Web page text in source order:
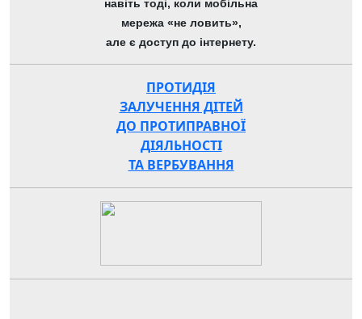
навіть тоді, коли мобільна
мережа «не ловить»,
але є доступ до інтернету.
ПРОТИДІЯ
ЗАЛУЧЕННЯ ДІТЕЙ
ДО ПРОТИПРАВНОЇ
ДІЯЛЬНОСТІ
ТА ВЕРБУВАННЯ